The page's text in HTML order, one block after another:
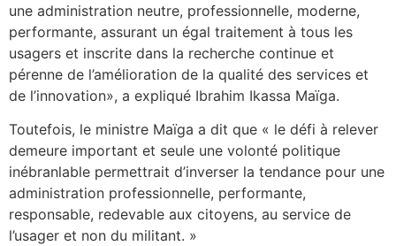
une administration neutre, professionnelle, moderne,
performante, assurant un égal traitement à tous les
usagers et inscrite dans la recherche continue et
pérenne de l’amélioration de la qualité des services et
de l’innovation», a expliqué Ibrahim Ikassa Maïga.
Toutefois, le ministre Maïga a dit que « le défi à relever
demeure important et seule une volonté politique
inébranlable permettrait d’inverser la tendance pour une
administration professionnelle, performante,
responsable, redevable aux citoyens, au service de
l’usager et non du militant. »